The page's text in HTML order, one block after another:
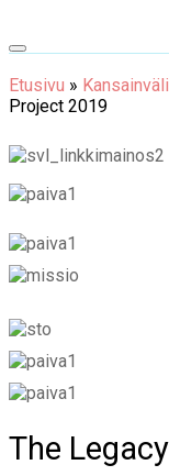
Etusivu »
Project 2019
The